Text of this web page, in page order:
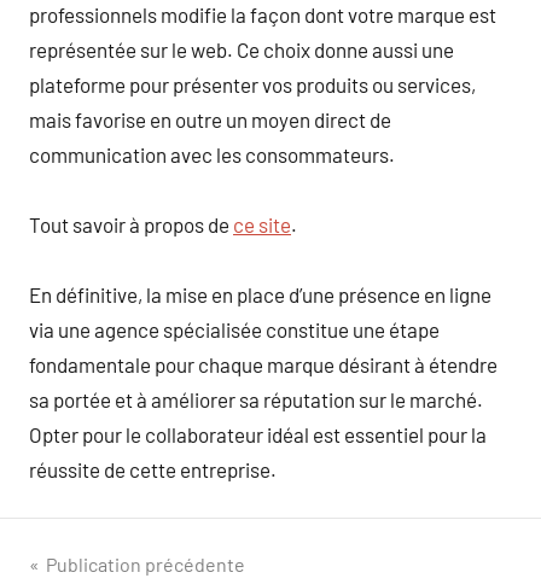
professionnels modifie la façon dont votre marque est
représentée sur le web. Ce choix donne aussi une
plateforme pour présenter vos produits ou services,
mais favorise en outre un moyen direct de
communication avec les consommateurs.
Tout savoir à propos de ce site.
En définitive, la mise en place d’une présence en ligne
via une agence spécialisée constitue une étape
fondamentale pour chaque marque désirant à étendre
sa portée et à améliorer sa réputation sur le marché.
Opter pour le collaborateur idéal est essentiel pour la
réussite de cette entreprise.
Navigation
Publication précédente